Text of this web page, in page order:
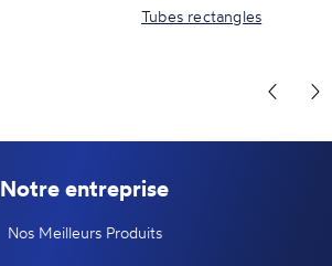
Tubes rectangles
Notre entreprise
Nos Meilleurs Produits